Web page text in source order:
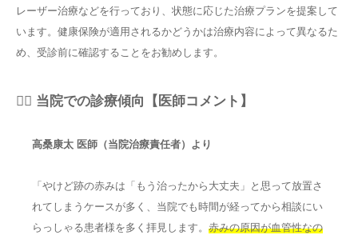
レーザー治療などを行っており、状態に応じた治療プランを提案して
います。健康保険が適用されるかどうかは治療内容によって異なるた
め、受診前に確認することをお勧めします。
👨‍⚕️ 当院での診療傾向【医師コメント】
高桑康太 医師（当院治療責任者）より
「やけど跡の赤みは「もう治ったから大丈夫」と思って放置さ
れてしまうケースが多く、当院でも時間が経ってから相談にい
らっしゃる患者様を多く拝見します。 赤みの原因が血管性なの